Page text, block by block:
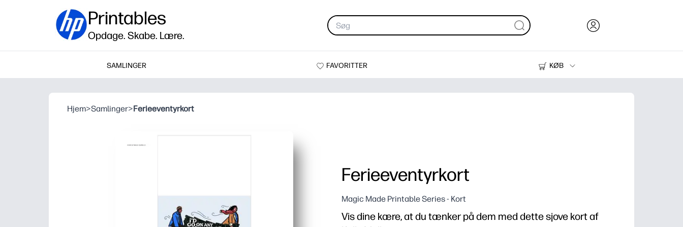
Printables
Opdage. Skabe. Lære.
SAMLINGER FAVORITTER
KØB
Printere
Hjem>Samlinger>Ferieeventyrkort
Ferieeventyrkort
Magic Made Printable Series - Kort
Vis dine kære, at du tænker på dem med dette sjove kort af